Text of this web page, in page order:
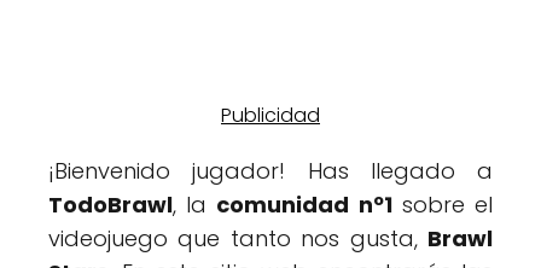
¡Bienvenido jugador! Has llegado a
TodoBrawl, la comunidad nº1sobre el
videojuego que tanto nos gusta, Brawl